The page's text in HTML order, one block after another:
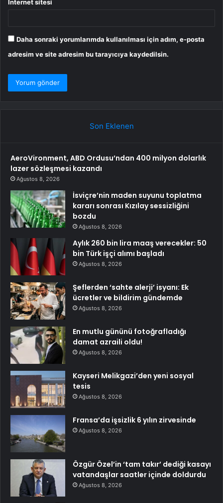
İnternet sitesi
Daha sonraki yorumlarımda kullanılması için adım, e-posta
adresim ve site adresim bu tarayıcıya kaydedilsin.
Son Eklenen
AeroVironment, ABD Ordusu’ndan 400 milyon dolarlık
lazer sözleşmesi kazandı
Ağustos 8, 2026
İsviçre’nin maden suyunu toplatma
kararı sonrası Kızılay sessizliğini
bozdu
Ağustos 8, 2026
Aylık 260 bin lira maaş verecekler: 50
bin Türk işçi alımı başladı
Ağustos 8, 2026
Şeflerden ‘sahte alerji’ isyanı: Ek
ücretler ve bildirim gündemde
Ağustos 8, 2026
En mutlu gününü fotoğrafladığı
damat azraili oldu!
Ağustos 8, 2026
Kayseri Melikgazi’den yeni sosyal
tesis
Ağustos 8, 2026
Fransa’da işsizlik 6 yılın zirvesinde
Ağustos 8, 2026
Özgür Özel’in ‘tam takır’ dediği kasayı
vatandaşlar saatler içinde doldurdu
Ağustos 8, 2026